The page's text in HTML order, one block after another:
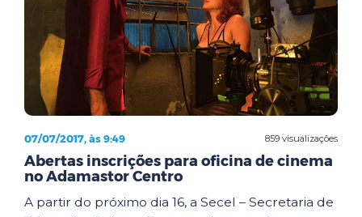
859 visualizações
07/07/2017, às 9:49
Abertas inscrições para oficina de cinema
no Adamastor Centro
A partir do próximo dia 16, a Secel – Secretaria de